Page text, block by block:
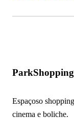
ParkShopping
Espaçoso
cinema e boliche.